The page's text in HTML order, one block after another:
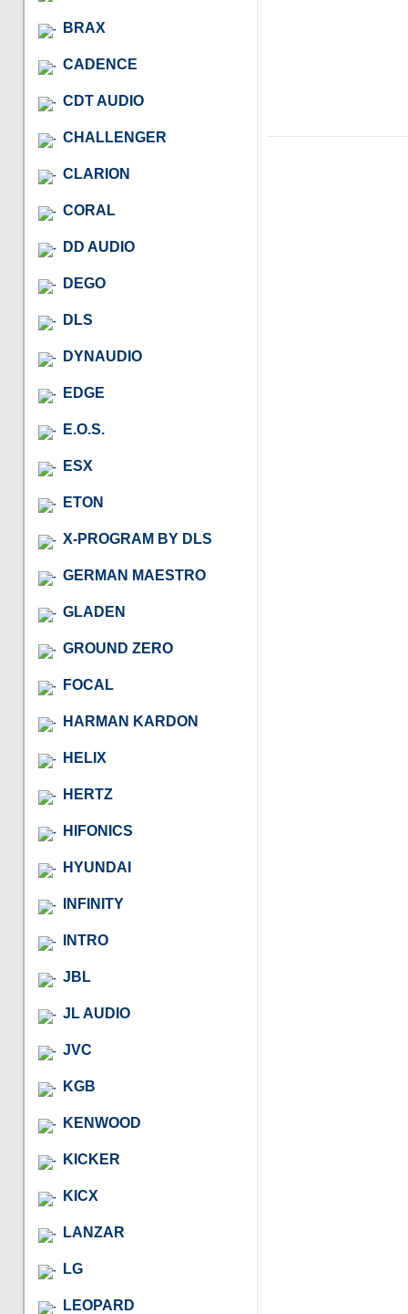
BRAX
CADENCE
CDT AUDIO
CHALLENGER
CLARION
CORAL
DD AUDIO
DEGO
DLS
DYNAUDIO
EDGE
E.O.S.
ESX
ETON
X-PROGRAM BY DLS
GERMAN MAESTRO
GLADEN
GROUND ZERO
FOCAL
HARMAN KARDON
HELIX
HERTZ
HIFONICS
HYUNDAI
INFINITY
INTRO
JBL
JL AUDIO
JVC
KGB
KENWOOD
KICKER
KICX
LANZAR
LG
LEOPARD